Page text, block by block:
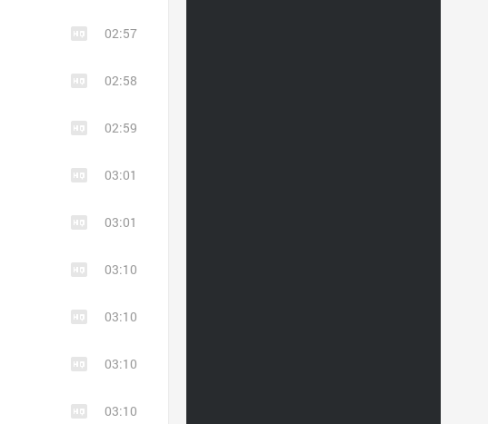
02:57
02:58
02:59
03:01
03:01
03:10
03:10
03:10
03:10